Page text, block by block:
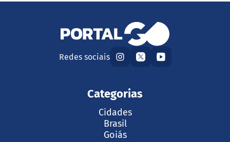
Redes sociais
Categorias
Cidades
Brasil
Goiás